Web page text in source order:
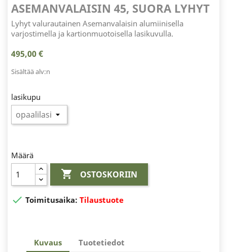
ASEMANVALAISIN 45, SUORA LYHYT
Lyhyt valurautainen Asemanvalaisin alumiinisella
varjostimella ja kartionmuotoisella lasikuvulla.
495,00 €
Sisältää alv:n
lasikupu
Määrä
 OSTOSKORIIN
 Toimitusaika: Tilaustuote
Kuvaus Tuotetiedot